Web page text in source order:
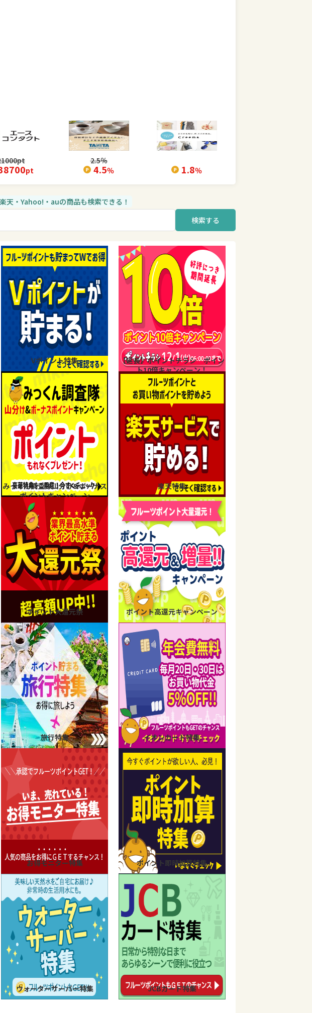
pt
pt
2.5％
4.5％ 1.8％
楽天・Yahoo!・auの商品も検索できる！
検索する
Vポイント特集
【延長】ポイントチラシ ポイン
ト10倍キャンペーン！
みっくん調査隊山分け&ボーナス
ポイントキャンペーン
楽天特集
ポイント大還元祭 ポイント高還元キャンペーン
旅行特集 イオンカード特集
お得モニター特集 ポイント即時加算特集
ウォーターサーバー特集 JCBカード特集